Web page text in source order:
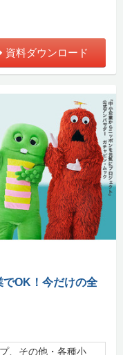
資料ダウンロード
でOK！今だけの全
、その他・各種小